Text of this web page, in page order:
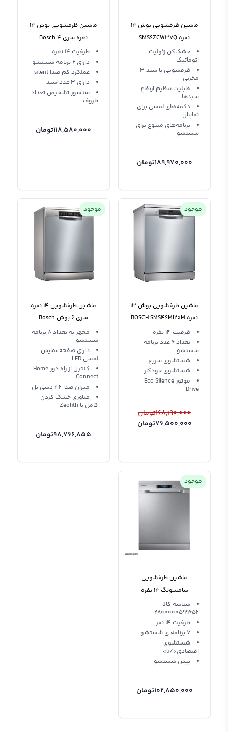
ماشین ظرفشویی بوش 14
نفره SMS6ZCW37Q
خشک‌کن زئولیت
اتوماتیک
ظرفشویی با سبد 3
مخزنی
قابلیت تنظیم ارتفاع
سبد‌ها
دکمه‌های لمسی برای
نمایش
برنامه‌های متنوع برای
شستشو
189,970,000تومان
ماشین ظرفشویی بوش 14
نفره سری 4 Bosch
dishwasher SMS46MW20M
ظرفیت 14 نفره
دارای 6 برنامه شستشو
عملکرد کم صدا silent
دارای 3 عدد سبد
سنسور تشخیص تعداد
ظروف
118,580,000تومان
موجود
ماشین ظرفشویی بوش 13
نفره BOSCH SMS46MI20M
ظرفیت 14 نفره
تعداد 6 عدد برنامه
شستشو
شستشوی سریع
شستشوی خودکار
موتور Eco Silence
Drive
76,500,000تومان
168,190,000تومان
موجود
ماشین ظرفشویی 14 نفره
سری 6 بوش Bosch
SMS6ZCI49E مجهز به تعداد 8 برنامه
شستشو
دارای صفحه نمایش
لمسی LED
کنترل از راه دور Home
Connect
میزان صدا 42 دسی بل
فناوری خشک کردن
کامل با Zeolith
98,766,855تومان
موجود
ماشین ظرفشویی
سامسونگ 14 نفره
DW60M5070 Samsung
شناسه کالا :
2800000599652
ظرفیت 14 نفر
7 برنامه ی شستشو
شستشوی
اقتصادی</li>
پیش شستشو
102,850,000تومان